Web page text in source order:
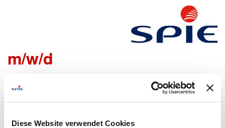
Diese Website verwendet Cookies
Teamleiter Elektrotechnik
m/w/d
Wir freuen uns sehr, dass Du Dich bei uns bewerben
möchtest!
Um den Bewerbungsprozess für Dich so einfach wie